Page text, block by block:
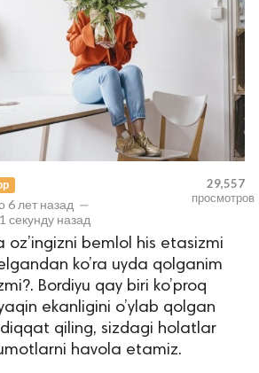
6 лет назад —
1 секунду назад
29,557
просмотров
bemlol his etasizmi
ko’ra uyda qolganim
Bordiyu qay biri ko’proq
ekanligini o’ylab qolgan
diqqat qiling, sizdagi holatlar
havola etamiz.